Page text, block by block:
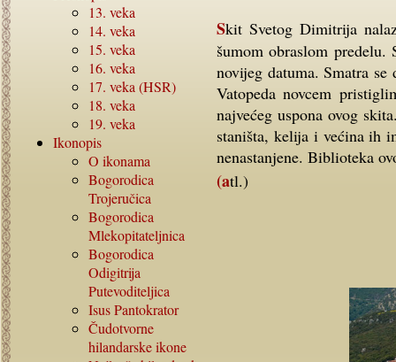
13. veka
14. veka
15. veka
16. veka
17. veka (HSR)
18. veka
19. veka
Ikonopis
O ikonama
Bogorodica
Trojeručica
Bogorodica
Mlekopitateljnica
Bogorodica
Odigitrija
Putevoditeljica
Isus Pantokrator
Čudotvorne
hilandarske ikone
Skit Svetog Dimitrija nalazi se nepun sat hoda južno od manastira Vatopeda u
šumom obraslom predelu.
novijeg datuma. Smatra
Vatopeda novcem
najvećeg uspona ovog
staništa, kelija i većina ih
nenastanjene. Biblioteka
(atl.)